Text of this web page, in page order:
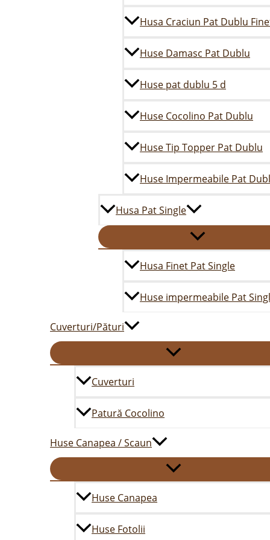
Husa Craciun Pat Dublu
Huse Damasc Pat Dublu
Huse pat dublu 5 d
Huse Cocolino Pat Dublu
Huse Tip Topper Pat Dublu
Huse Impermeabile Pat
Husa Pat Single
Husa Finet Pat Single
Huse impermeabile Pat
Cuverturi/Pături
Cuverturi
Patură Cocolino
Huse Canapea / Scaun
Huse Canapea
Huse Fotolii